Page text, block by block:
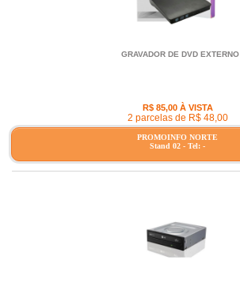
GRAVADOR DE DVD EXTERNO
R$ 85,00 À VISTA
2 parcelas de R$ 48,00
PROMOINFO NORTE
Stand 02 - Tel: -